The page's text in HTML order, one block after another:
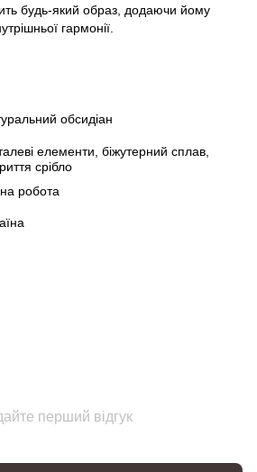
будь-який образ, додаючи йому
гармонії.
обсидіан
елементи, біжутерний сплав,
срібло
робота
перший відгук